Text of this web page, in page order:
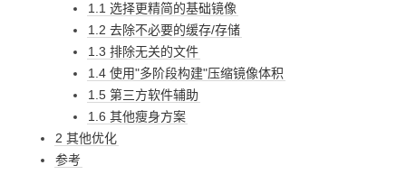
1.1 选择更精简的基础镜像
1.2 去除不必要的缓存/存储
1.3 排除无关的文件
1.4 使用"多阶段构建"压缩镜像体积
1.5 第三方软件辅助
1.6 其他瘦身方案
2 其他优化
参考